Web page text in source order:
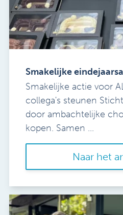
Smakelijke
Smakelijke actie voor
collega's steunen
door ambachtelijke
kopen. Samen ...
Naar het